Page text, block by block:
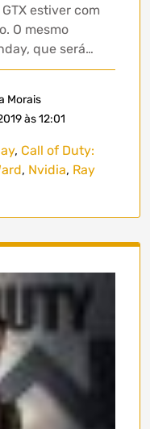
estiver com
O mesmo
que será…
Morais
às 12:01
, Call of Duty:
, Nvidia, Ray